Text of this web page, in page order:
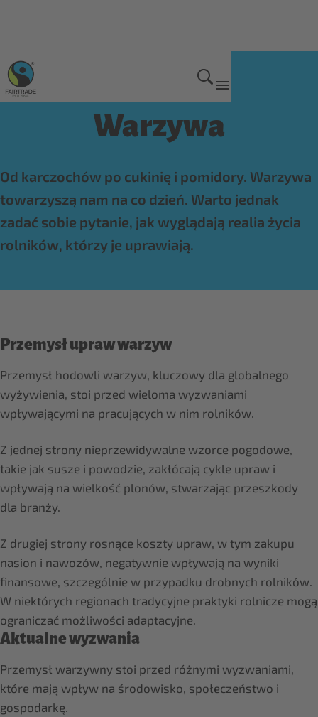
Produkty Fairtrade
Warzywa
Od karczochów po cukinię i pomidory. Warzywa
towarzyszą nam na co dzień. Warto jednak
zadać sobie pytanie, jak wyglądają realia życia
rolników, którzy je uprawiają.
Przemysł upraw warzyw
Przemysł hodowli warzyw, kluczowy dla globalnego
wyżywienia, stoi przed wieloma wyzwaniami
wpływającymi na pracujących w nim rolników.
Z jednej strony nieprzewidywalne wzorce pogodowe,
takie jak susze i powodzie, zakłócają cykle upraw i
wpływają na wielkość plonów, stwarzając przeszkody
dla branży.
Z drugiej strony rosnące koszty upraw, w tym zakupu
nasion i nawozów, negatywnie wpływają na wyniki
finansowe, szczególnie w przypadku drobnych rolników.
W niektórych regionach tradycyjne praktyki rolnicze mogą
ograniczać możliwości adaptacyjne.
Aktualne wyzwania
Przemysł warzywny stoi przed różnymi wyzwaniami,
które mają wpływ na środowisko, społeczeństwo i
gospodarkę.